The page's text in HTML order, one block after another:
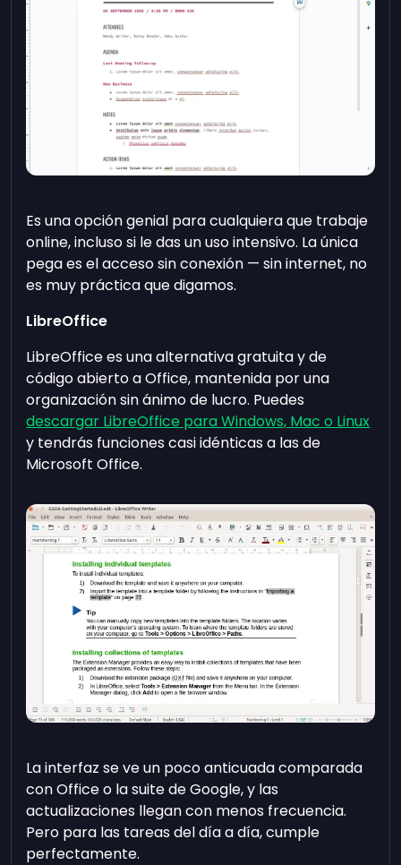
Es una opción genial para cualquiera que trabaje
online, incluso si le das un uso intensivo. La única
pega es el acceso sin conexión — sin internet, no
es muy práctica que digamos.
LibreOffice
LibreOffice es una alternativa gratuita y de
código abierto a Office, mantenida por una
organización sin ánimo de lucro. Puedes
descargar LibreOffice para Windows, Mac o Linux
y tendrás funciones casi idénticas a las de
Microsoft Office.
La interfaz se ve un poco anticuada comparada
con Office o la suite de Google, y las
actualizaciones llegan con menos frecuencia.
Pero para las tareas del día a día, cumple
perfectamente.